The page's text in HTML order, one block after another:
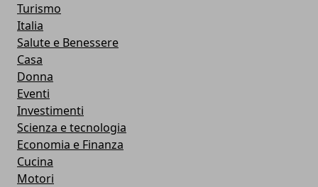
Turismo
Italia
Salute e Benessere
Casa
Donna
Eventi
Investimenti
Scienza e tecnologia
Economia e Finanza
Cucina
Motori